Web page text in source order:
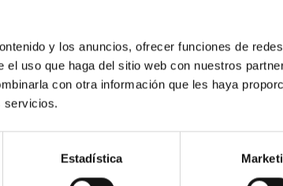
y los anuncios, ofrecer funciones de
uso que haga del sitio web con nuestros
con otra información que les haya
servicios.
Estadística